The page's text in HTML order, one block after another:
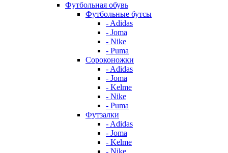
Футбольная обувь
Футбольные бутсы
- Adidas
- Joma
- Nike
- Puma
Сороконожки
- Adidas
- Joma
- Kelme
- Nike
- Puma
Футзалки
- Adidas
- Joma
- Kelme
- Nike